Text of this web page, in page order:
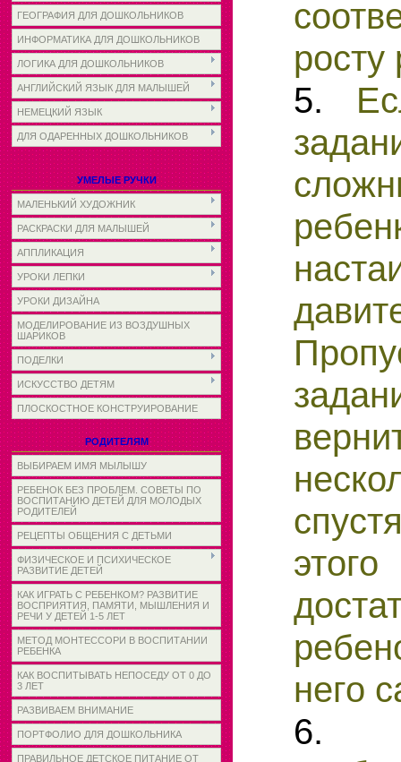
ГЕОГРАФИЯ ДЛЯ ДОШКОЛЬНИКОВ
ИНФОРМАТИКА ДЛЯ ДОШКОЛЬНИКОВ
ЛОГИКА ДЛЯ ДОШКОЛЬНИКОВ
АНГЛИЙСКИЙ ЯЗЫК ДЛЯ МАЛЫШЕЙ
НЕМЕЦКИЙ ЯЗЫК
ДЛЯ ОДАРЕННЫХ ДОШКОЛЬНИКОВ
УМЕЛЫЕ РУЧКИ
МАЛЕНЬКИЙ ХУДОЖНИК
РАСКРАСКИ ДЛЯ МАЛЫШЕЙ
АППЛИКАЦИЯ
УРОКИ ЛЕПКИ
УРОКИ ДИЗАЙНА
МОДЕЛИРОВАНИЕ ИЗ ВОЗДУШНЫХ
ШАРИКОВ
ПОДЕЛКИ
ИСКУССТВО ДЕТЯМ
ПЛОСКОСТНОЕ КОНСТРУИРОВАНИЕ
РОДИТЕЛЯМ
ВЫБИРАЕМ ИМЯ МЫЛЫШУ
РЕБЕНОК БЕЗ ПРОБЛЕМ. СОВЕТЫ ПО
ВОСПИТАНИЮ ДЕТЕЙ ДЛЯ МОЛОДЫХ
РОДИТЕЛЕЙ
РЕЦЕПТЫ ОБЩЕНИЯ С ДЕТЬМИ
ФИЗИЧЕСКОЕ И ПСИХИЧЕСКОЕ
РАЗВИТИЕ ДЕТЕЙ
КАК ИГРАТЬ С РЕБЕНКОМ? РАЗВИТИЕ
ВОСПРИЯТИЯ, ПАМЯТИ, МЫШЛЕНИЯ И
РЕЧИ У ДЕТЕЙ 1-5 ЛЕТ
МЕТОД МОНТЕССОРИ В ВОСПИТАНИИ
РЕБЕНКА
КАК ВОСПИТЫВАТЬ НЕПОСЕДУ ОТ 0 ДО
3 ЛЕТ
РАЗВИВАЕМ ВНИМАНИЕ
ПОРТФОЛИО ДЛЯ ДОШКОЛЬНИКА
ПРАВИЛЬНОЕ ДЕТСКОЕ ПИТАНИЕ ОТ
росту
5.
него
6.